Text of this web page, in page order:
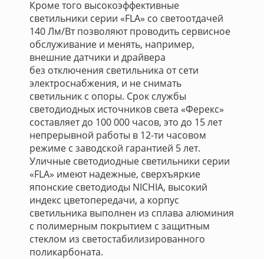
Кроме того высокоэффективные
светильники серии «FLA» со светоотдачей
140 Лм/Вт позволяют проводить сервисное
обслуживание и менять, например,
внешние датчики и драйвера
без отключения светильника от сети
электроснабжения, и не снимать
светильник с опоры. Срок службы
светодиодных источников света «Ферекс»
составляет до 100 000 часов, это до 15 лет
непрерывной работы в 12-ти часовом
режиме с заводской гарантией 5 лет.
Уличные светодиодные светильники серии
«FLA» имеют надежные, сверхъяркие
японские светодиоды NICHIA, высокий
индекс цветопередачи, а корпус
светильника выполнен из сплава алюминия
с полимерным покрытием с защитным
стеклом из светостабилизированного
поликарбоната.